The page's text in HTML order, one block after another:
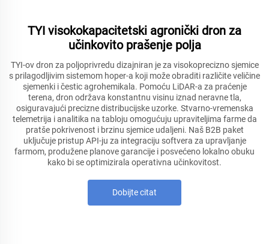
TYI visokokapacitetski agronički dron za
učinkovito prašenje polja
TYI-ov dron za poljoprivredu dizajniran je za visokoprecizno sjemice
s prilagodljivim sistemom hoper-a koji može obraditi različite veličine
sjemenki i čestic agrohemikala. Pomoću LiDAR-a za praćenje
terena, dron održava konstantnu visinu iznad neravne tla,
osiguravajući precizne distribucijske uzorke. Stvarno-vremenska
telemetrija i analitika na tabloju omogućuju upraviteljima farme da
pratše pokrivenost i brzinu sjemice udaljeni. Naš B2B paket
uključuje pristup API-ju za integraciju softvera za upravljanje
farmom, produžene planove garancije i posvećeno lokalno obuku
kako bi se optimizirala operativna učinkovitost.
Dobijte citat